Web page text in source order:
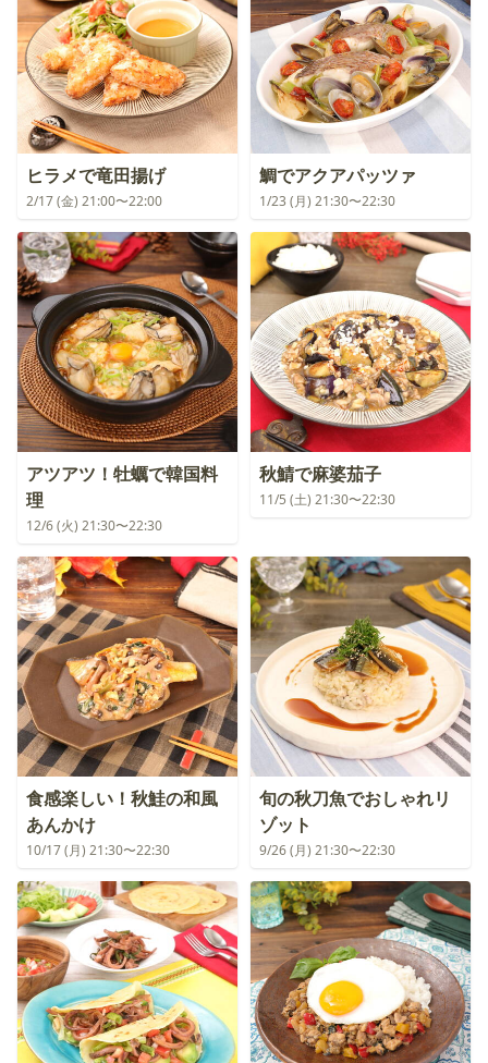
ヒラメで竜田揚げ
2/17 (金) 21:00〜22:00
鯛でアクアパッツァ
1/23 (月) 21:30〜22:30
アツアツ！牡蠣で韓国料
理
12/6 (火) 21:30〜22:30
秋鯖で麻婆茄子
11/5 (土) 21:30〜22:30
食感楽しい！秋鮭の和風
あんかけ
10/17 (月) 21:30〜22:30
旬の秋刀魚でおしゃれリ
ゾット
9/26 (月) 21:30〜22:30